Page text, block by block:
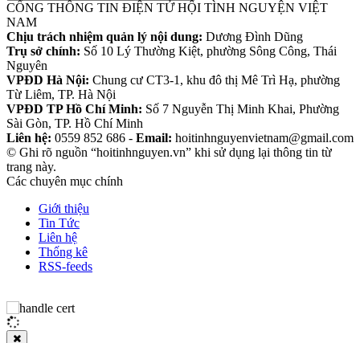
CỔNG THÔNG TIN ĐIỆN TỬ HỘI TÌNH NGUYỆN VIỆT
NAM
Chịu trách nhiệm quản lý nội dung: Dương Đình Dũng
Trụ sở chính: Số 10 Lý Thường Kiệt, phường Sông Công, Thái
Nguyên
VPĐD Hà Nội: Chung cư CT3-1, khu đô thị Mê Trì Hạ, phường
Từ Liêm, TP. Hà Nội
VPĐD TP Hồ Chí Minh: Số 7 Nguyễn Thị Minh Khai, Phường
Sài Gòn, TP. Hồ Chí Minh
Liên hệ: 0559 852 686 - Email: hoitinhnguyenvietnam@gmail.com
© Ghi rõ nguồn “hoitinhnguyen.vn” khi sử dụng lại thông tin từ
trang này.
Các chuyên mục chính
Giới thiệu
Tin Tức
Liên hệ
Thống kê
RSS-feeds